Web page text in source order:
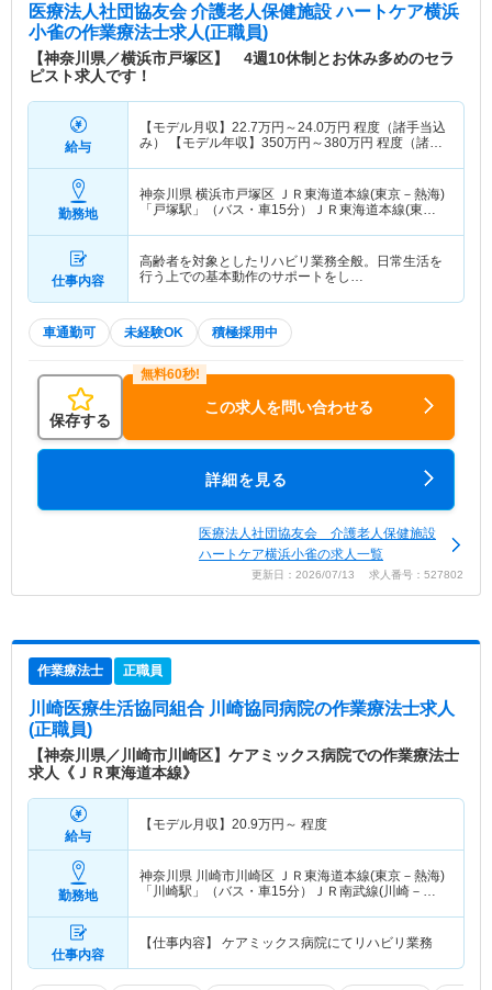
医療法人社団協友会 介護老人保健施設 ハートケア横浜
小雀の作業療法士求人(正職員)
【神奈川県／横浜市戸塚区】 4週10休制とお休み多めのセラ
ピスト求人です！
給与
【モデル月収】 22.7万円～24.0万円 程度（諸手当込
み） 【モデル年収】 350万円～380万円 程度（諸手
勤務地
神奈川県 横浜市戸塚区
ＪＲ東海道本線(東京－熱海)
「戸塚駅」（バス・車15分）ＪＲ東海道本線(東京
仕事内容
高齢者を対象としたリハビリ業務全般。日常生活を
行う上での基本動作のサポートをし…
車通勤可 未経験OK 積極採用中
保存する
この求人を問い合わせる
詳細を見る
医療法人社団協友会 介護老人保健施設
ハートケア横浜小雀の求人一覧
更新日：2026/07/13 求人番号：527802
作業療法士 正職員
川崎医療生活協同組合 川崎協同病院の作業療法士求人
(正職員)
【神奈川県／川崎市川崎区】ケアミックス病院での作業療法士
求人《ＪＲ東海道本線》
給与
【モデル月収】 20.9万円～ 程度
勤務地
神奈川県 川崎市川崎区
ＪＲ東海道本線(東京－熱海)
「川崎駅」（バス・車15分）ＪＲ南武線(川崎－立
仕事内容
【仕事内容】 ケアミックス病院にてリハビリ業務